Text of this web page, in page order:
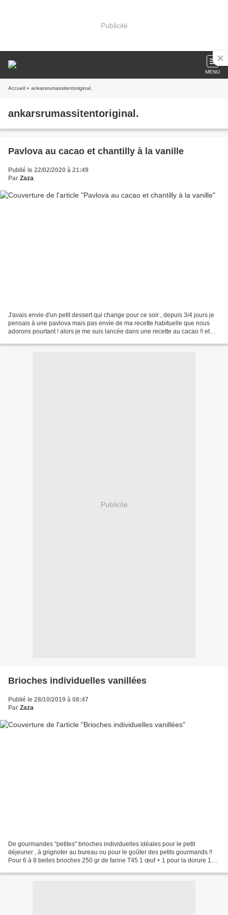
Publicité
MENU
Accueil » ankarsrumassitentoriginal.
ankarsrumassitentoriginal.
Pavlova au cacao et chantilly à la vanille
Publié le 22/02/2020 à 21:49
Par Zaza
J'avais envie d'un petit dessert qui change pour ce soir , depuis 3/4 jours je
pensais à une pavlova mais pas envie de ma recette habituelle que nous
adorons pourtant ! alors je me suis lancée dans une recette au cacao !! et
Publicité
Brioches individuelles vanillées
Publié le 28/10/2019 à 08:47
Par Zaza
De gourmandes "petites" brioches individuelles idéales pour le petit
déjeuner , à grignoter au bureau ou pour le goûter des petits gourmands !!
Pour 6 à 8 belles brioches 250 gr de farine T45 1 œuf + 1 pour la dorure 100